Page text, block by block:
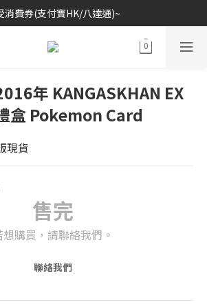
歡迎各位玩具收藏家~
消費券(支付寶HK/八達通)~
歡迎各位玩具收藏家~
年 KANGASKHAN EX
盒 Pokemon Card
現貨
售完
想購買，請聯絡我們。
聯絡我們